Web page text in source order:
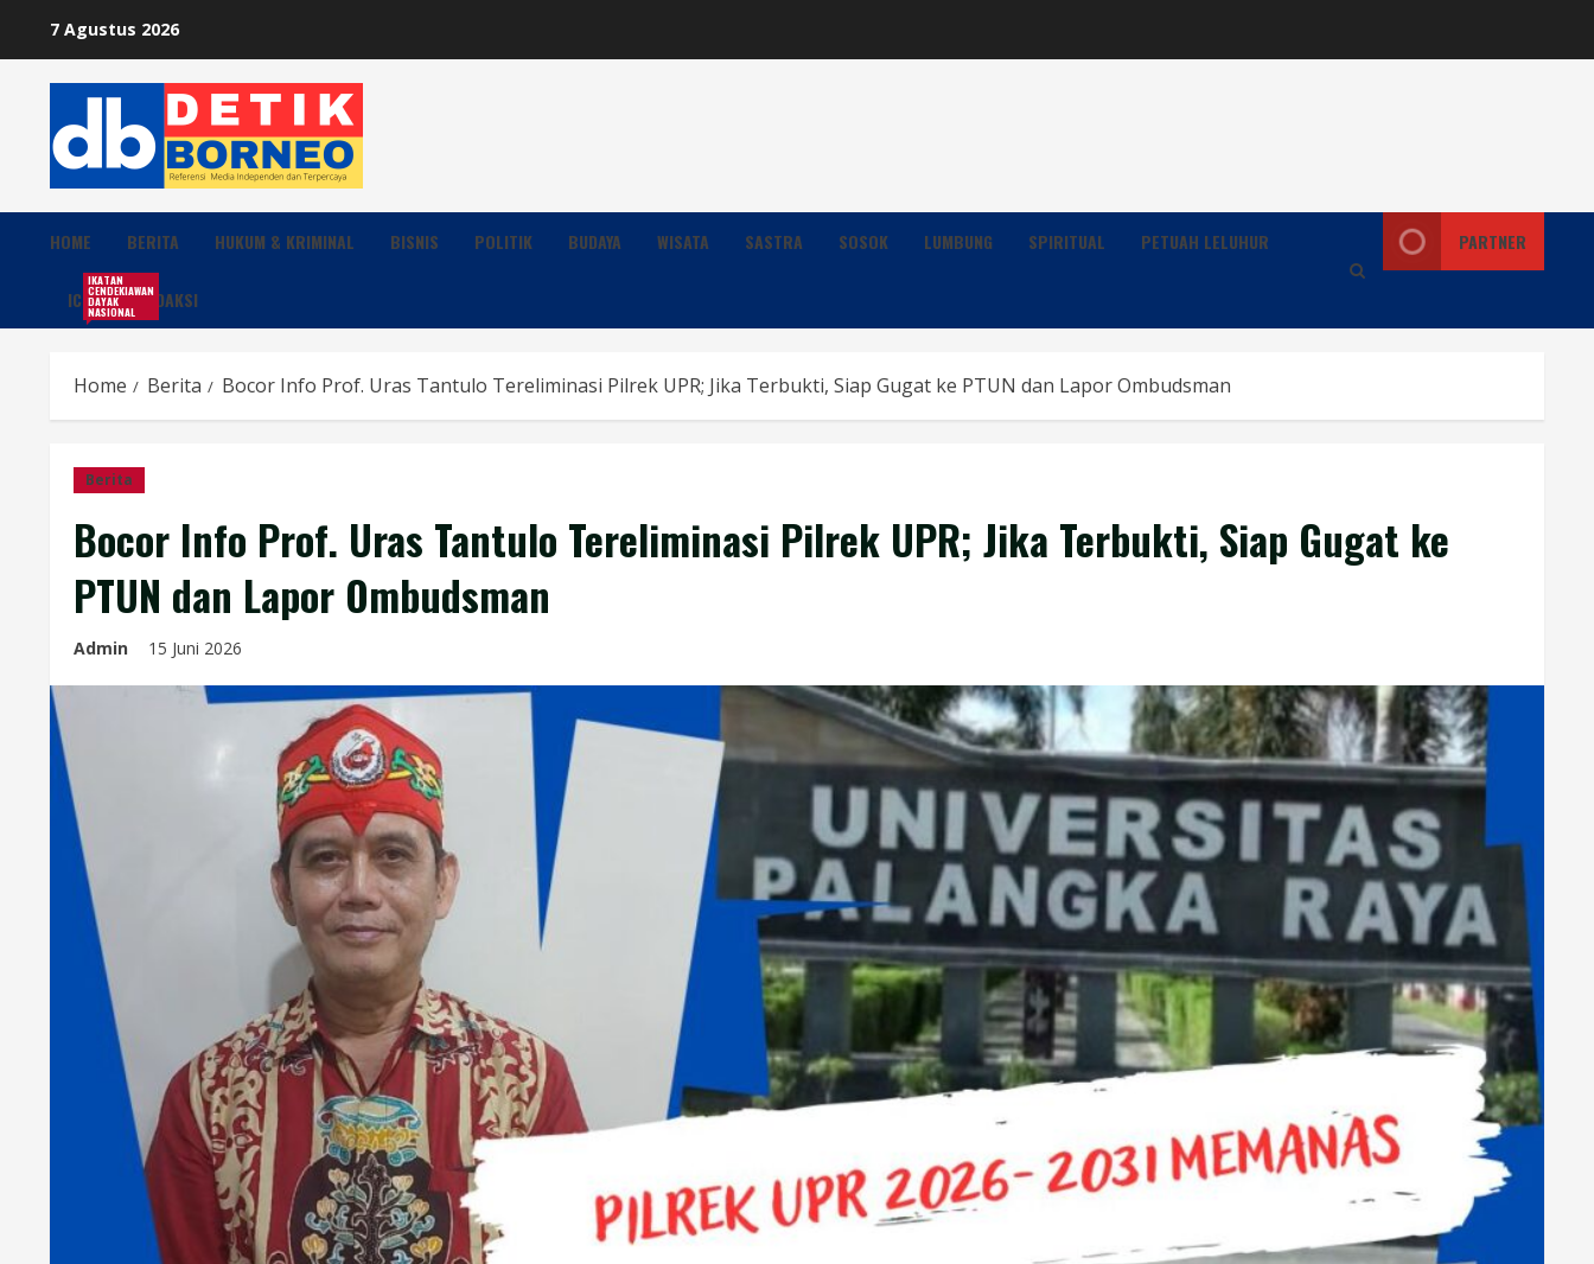
content
7 Agustus 2026
HOME BERITA HUKUM & KRIMINAL BISNIS POLITIK BUDAYA WISATA SASTRA SOSOK LUMBUNG SPIRITUAL PETUAH LELUHUR
ICDN
IKATAN
CENDEKIAWAN
DAYAK
NASIONALREDAKSI
PARTNER
Home Berita Bocor Info Prof. Uras Tantulo Tereliminasi Pilrek UPR; Jika Terbukti, Siap Gugat ke PTUN dan Lapor Ombudsman
Berita
Bocor Info Prof. Uras Tantulo Tereliminasi Pilrek UPR; Jika Terbukti, Siap Gugat ke
PTUN dan Lapor Ombudsman
Admin 15 Juni 2026